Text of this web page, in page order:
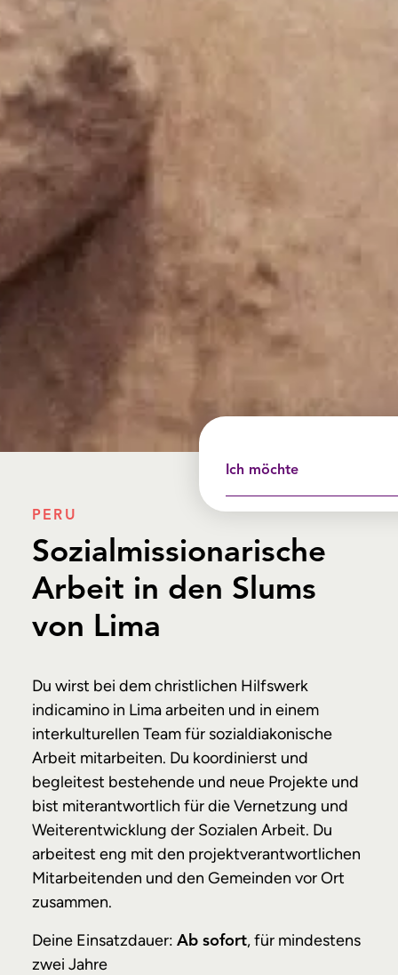
Ich möchte
PERU
Sozialmis­sion­ari­sche
Arbeit in den Slums
von Lima
Du wirst bei dem christlichen Hilfswerk
indicamino in Lima arbeiten und in einem
interkulturellen Team für sozialdiakonische
Arbeit mitarbeiten. Du koordinierst und
begleitest bestehende und neue Projekte und
bist miterantwortlich für die Vernetzung und
Weiterentwicklung der Sozialen Arbeit. Du
arbeitest eng mit den projektverantwortlichen
Mitarbeitenden und den Gemeinden vor Ort
zusammen.
Deine Einsatzdauer: Ab sofort, für mindestens
zwei Jahre